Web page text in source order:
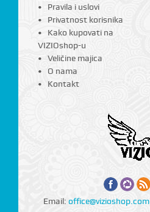
Pravila i uslovi
Privatnost korisnika
Kako kupovati na
VIZIOshop-u
Veličine majica
O nama
Kontakt
Email: office@vizioshop.com